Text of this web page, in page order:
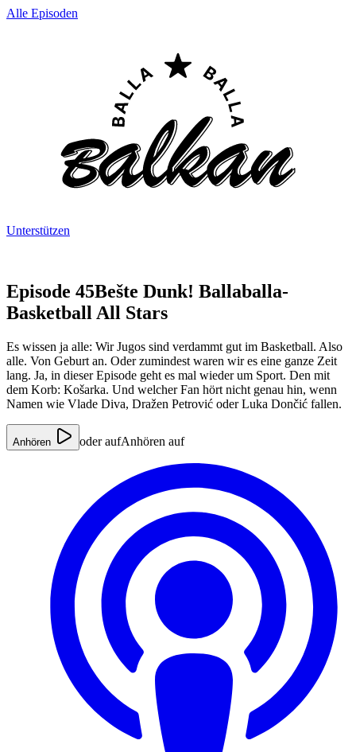
Alle Episoden
Unterstützen
Episode 45Bešte Dunk! Ballaballa-
Basketball All Stars
Es wissen ja alle: Wir Jugos sind verdammt gut im Basketball. Also
alle. Von Geburt an. Oder zumindest waren wir es eine ganze Zeit
lang. Ja, in dieser Episode geht es mal wieder um Sport. Den mit
dem Korb: Košarka. Und welcher Fan hört nicht genau hin, wenn
Namen wie Vlade Diva, Dražen Petrović oder Luka Dončić fallen.
Anhören oder aufAnhören auf